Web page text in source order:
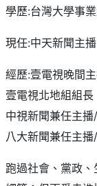
學歷:台灣大學事
現任:中天新聞主播
經歷:壹電視晚間
壹電視北地組組長
中視新聞兼任主
八大新聞兼任主
跑過社會、黨政